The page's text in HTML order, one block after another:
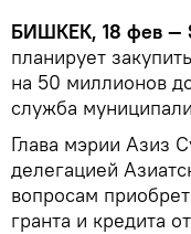
БИШКЕК, 18 фев —
планирует
на 50 миллионов
служба
Глава мэрии Азиз
делегацией
вопросам
гранта и кредита